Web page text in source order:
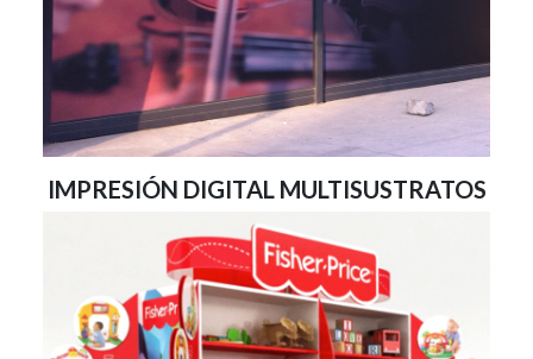
IMPRESIÓN DIGITAL MULTISUSTRATOS